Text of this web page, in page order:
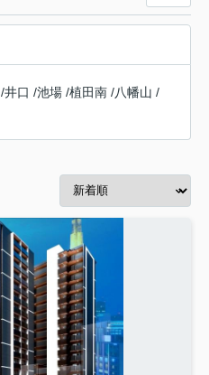
/井口 /池場 /植田南 /八幡山 /